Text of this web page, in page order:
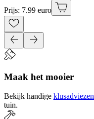
Prijs: 7.99 euro
Maak het mooier
Bekijk handige klusadviezen
tuin.